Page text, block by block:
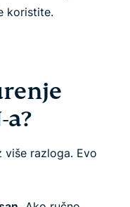
koristite.
više razloga. Evo